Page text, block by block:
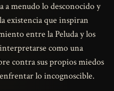
a menudo lo desconocido y
existencia que inspiran
entre la Peluda y los
como una
contra sus propios miedos
lo incognoscible.